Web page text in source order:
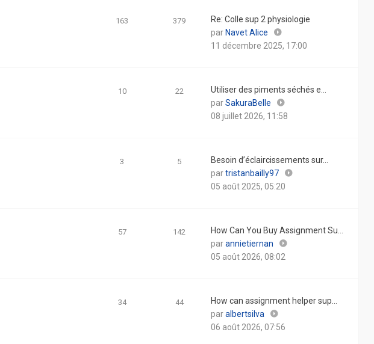
163 379
Re: Colle sup 2 physiologie
par Navet Alice
Consulter
le
11 décembre 2025, 17:00
10 22
Utiliser des piments séchés e…
parSakuraBelle
Consulter
le
08 juillet 2026, 11:58
3 5
Besoin d’éclaircissements sur…
partristanbailly97
Consulter
05 août 2025, 05:20
57 142
How Can You Buy Assignment Su…
parannietiernan
Consulter
05 août 2026, 08:02
34 44
How can assignment helper sup…
paralbertsilva
Consulter
le
06 août 2026, 07:56